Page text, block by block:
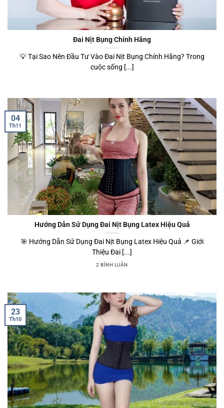
Đai Nịt Bụng Chính Hãng
💡 Tại Sao Nên Đầu Tư Vào Đai Nịt Bụng Chính Hãng? Trong
cuộc sống [...]
Hướng Dẫn Sử Dụng Đai Nịt Bụng Latex Hiệu Quả
🎯 Hướng Dẫn Sử Dụng Đai Nịt Bụng Latex Hiệu Quả 📌 Giới
Thiệu Đai [...]
2 BÌNH LUẬN
04
Th11
23
Th10